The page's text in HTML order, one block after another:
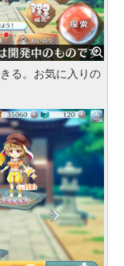
る。お気に入りの